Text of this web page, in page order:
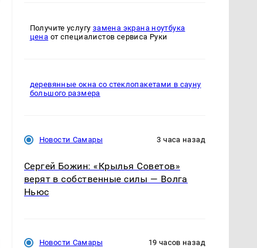
Получите услугу замена экрана ноутбука
цена от специалистов сервиса Руки
деревянные окна со стеклопакетами в сауну
большого размера
Новости Самары 3 часа назад
Сергей Божин: «Крылья Советов»
верят в собственные силы — Волга
Ньюс
Новости Самары 19 часов назад